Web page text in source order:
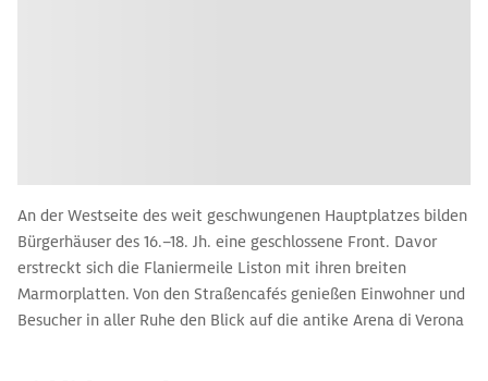
An der Westseite des weit geschwungenen Hauptplatzes bilden
Bürgerhäuser des 16.–18. Jh. eine geschlossene Front. Davor
erstreckt sich die Flaniermeile Liston mit ihren breiten
Marmorplatten. Von den Straßencafés genießen Einwohner und
Besucher in aller Ruhe den Blick auf die antike Arena di Verona